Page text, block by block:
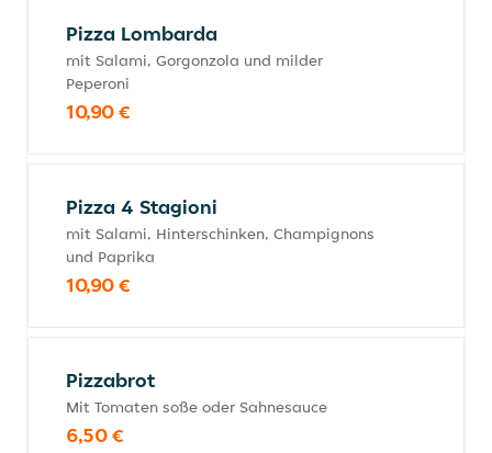
Pizza Lombarda
mit Salami, Gorgonzola und milder
Peperoni
10,90 €
Pizza 4 Stagioni
mit Salami, Hinterschinken, Champignons
und Paprika
10,90 €
Pizzabrot
Mit Tomaten soße oder Sahnesauce
6,50 €